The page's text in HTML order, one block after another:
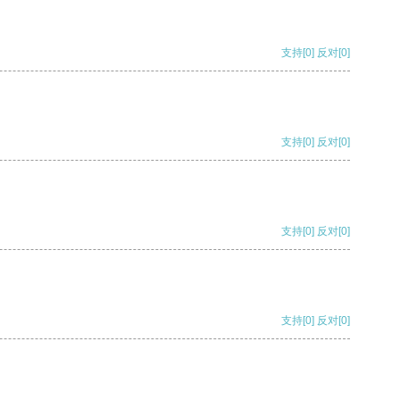
支持[0] 反对[0]
支持[0] 反对[0]
支持[0] 反对[0]
支持[0] 反对[0]